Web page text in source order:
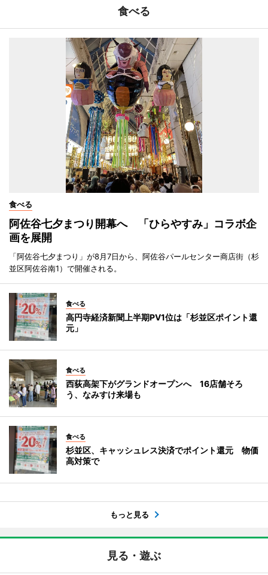
食べる
食べる
阿佐谷七夕まつり開幕へ 「ひらやすみ」コラボ企
画を展開
「阿佐谷七夕まつり」が8月7日から、阿佐谷パールセンター商店街（杉
並区阿佐谷南1）で開催される。
食べる
高円寺経済新聞上半期PV1位は「杉並区ポイント還
元」
食べる
西荻高架下がグランドオープンへ 16店舗そろ
う、なみすけ来場も
食べる
杉並区、キャッシュレス決済でポイント還元 物価
高対策で
もっと見る
見る・遊ぶ